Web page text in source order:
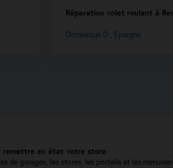
remettre en état votre store
garages, les stores, les portails et les
Réparation volet roulant à
Dominique D., Epargne